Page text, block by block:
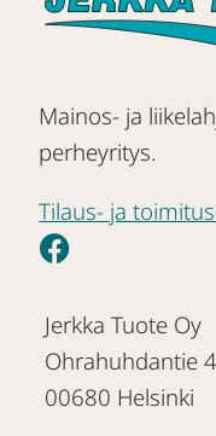
Mainos- ja
perheyritys.
Tilaus- ja
Jerkka Tuote Oy
Ohrahuhdantie
00680 Helsinki